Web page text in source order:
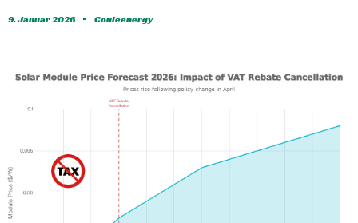
9. Januar 2026 Couleenergy